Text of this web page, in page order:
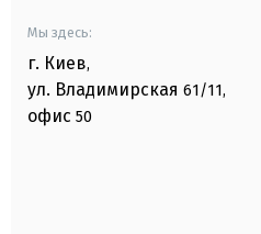
Мы здесь:
г. Киев,
ул. Владимирская 61/11,
офис 50